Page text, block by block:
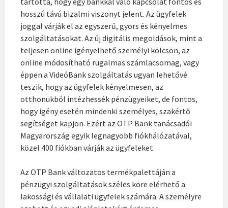
hosszú távú bizalmi viszonyt jelent. Az ügyfelek
joggal várják el az egyszerű, gyors és kényelmes
szolgáltatásokat. Az új digitális megoldások, mint a
teljesen online igényelhető személyi kölcsön, az
online módosítható rugalmas számlacsomag, vagy
éppen a VideóBank szolgáltatás ugyan lehetővé
teszik, hogy az ügyfelek kényelmesen, az
otthonukból intézhessék pénzügyeiket, de fontos,
hogy igény esetén mindenki személyes, szakértő
segítséget kapjon. Ezért az OTP Bank tanácsadói
Magyarország egyik legnagyobb fiókhálózatával,
közel 400 fiókban várják az ügyfeleket.
Az OTP Bank változatos termékpalettáján a
pénzügyi szolgáltatások széles köre elérhető a
lakossági és vállalati ügyfelek számára. A személyre